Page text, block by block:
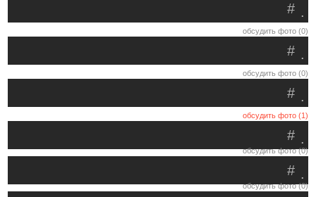
.
#
обсудить фото (0)
.
#
обсудить фото (0)
.
#
обсудить фото (1)
.
#
обсудить фото (0)
.
#
обсудить фото (0)